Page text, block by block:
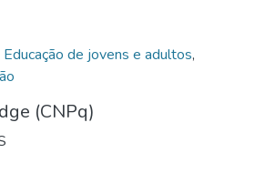
Educação de jovens e adultos,
(CNPq)